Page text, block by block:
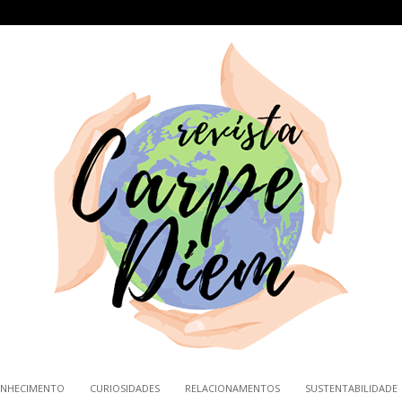
CURIOSIDADES RELACIONAMENTOS SUSTENTABILIDADE